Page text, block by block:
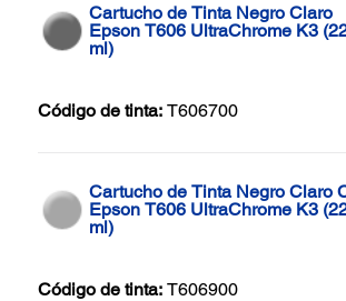
Cartucho de Tinta Negro Claro
Epson T606 UltraChrome K3
ml)
Código de tinta: T606700
Cartucho de Tinta Negro Claro
Epson T606 UltraChrome K3
ml)
Código de tinta: T606900